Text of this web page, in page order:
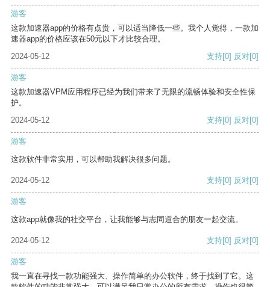
游客
这款加速器app的价格有点贵，可以适当降低一些。我个人觉得，一款加
速器app的价格应该在50元以下才比较合理。
2024-05-12
支持[0] 反对[0]
游客
这款加速器VPM应用程序已经为我们带来了无限的流畅体验和安全性保
护。
2024-05-12
支持[0] 反对[0]
游客
这款软件非常实用，可以帮助我解决很多问题。
2024-05-12 支持[0] 反对[0]
游客
这款app就像我的社交平台，让我能够与志同道合的朋友一起交流。
2024-05-12 支持[0] 反对[0]
游客
我一直在寻找一款功能强大、操作简单的办公软件，终于找到了它。这